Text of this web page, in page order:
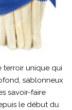
terroir unique qui
sablonneux
savoir-faire
le début du